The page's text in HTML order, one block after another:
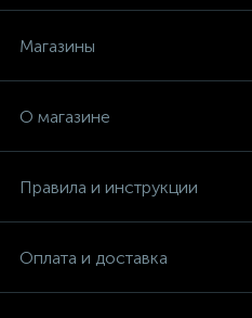
Магазины
О магазине
Правила и инструкции
Оплата и доставка